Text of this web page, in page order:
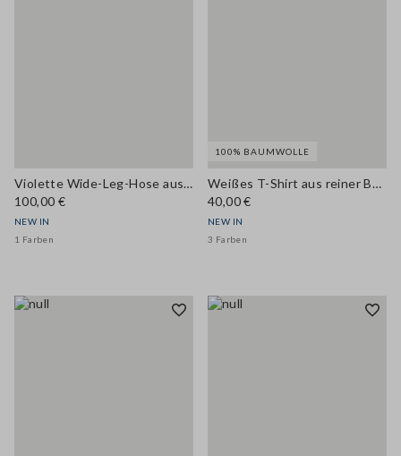
Violette Wide-Leg-Hose aus Modal-Mix
100,00 €
NEW IN
1 Farben
100% BAUMWOLLE
Weißes T-Shirt aus reiner Baumwolle mit Rundhals, Regular Fit
40,00 €
NEW IN
3 Farben